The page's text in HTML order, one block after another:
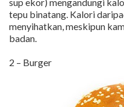
tepu binatang. Kalori
menyihatkan, meskipun
badan.
2 – Burger